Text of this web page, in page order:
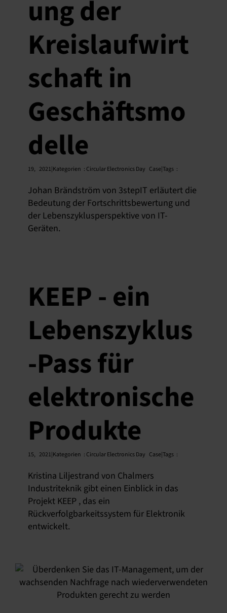
ung der
Kreislaufwirt
schaft in
Geschäftsmo
delle
19, 2021|Kategorien : Circular Electronics Day Case|Tags :
Johan Brändström von 3stepIT erläutert die
Bedeutung der Fortschrittsbewertung und
der Lebenszyklusperspektive von IT-
Geräten.
KEEP - ein
Lebenszyklus
-Pass für
elektronische
Produkte
15, 2021|Kategorien : Circular Electronics Day Case|Tags :
Kristina Liljestrand von Chalmers
Industriteknik gibt einen Einblick in das
Projekt KEEP , das ein
Rückverfolgbarkeitssystem für Elektronik
entwickelt.